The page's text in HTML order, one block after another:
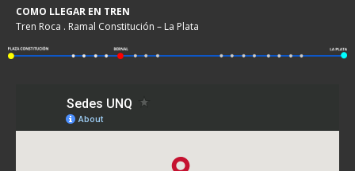
COMO LLEGAR EN TREN
Tren Roca . Ramal Constitución – La Plata